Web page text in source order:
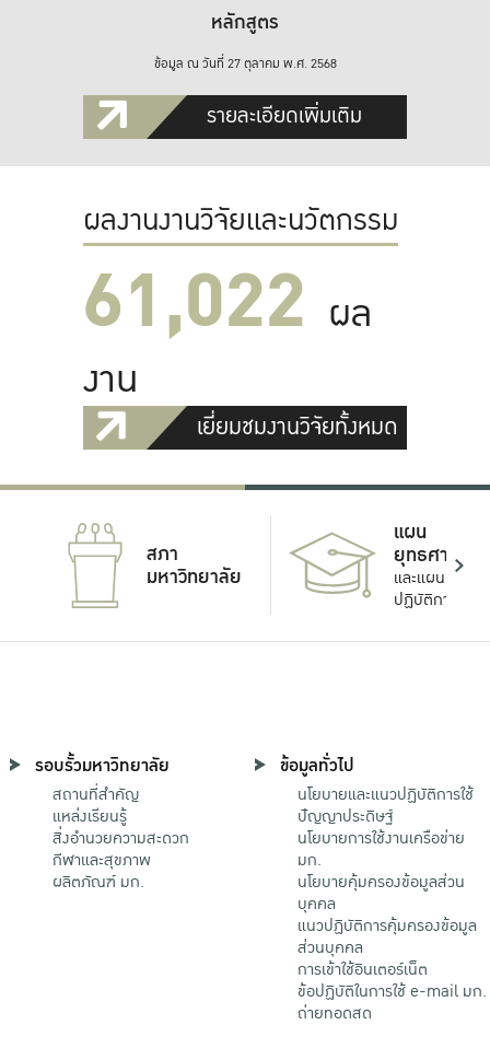
หลักสูตร
ข้อมูล ณ วันที่ 27 ตุลาคม พ.ศ. 2568
รายละเอียดเพิ่มเติม
ผลงานงานวิจัยและนวัตกรรม
61,022 ผล
งาน
เยี่ยมชมงานวิจัยทั้งหมด
สภา
มหาวิทยาลัย
แผน
ยุทธศาสตร์
และแผน
ปฏิบัติการ
รอบรั้วมหาวิทยาลัย
สถานที่สำคัญ
แหล่งเรียนรู้
สิ่งอำนวยความสะดวก
กีฬาและสุขภาพ
ผลิตภัณฑ์ มก.
ข้อมูลทั่วไป
นโยบายและแนวปฏิบัติการใช้
ปัญญาประดิษฐ์
นโยบายการใช้งานเครือข่าย
มก.
นโยบายคุ้มครองข้อมูลส่วน
บุคคล
แนวปฏิบัติการคุ้มครองข้อมูล
ส่วนบุคคล
การเข้าใช้อินเตอร์เน็ต
ข้อปฏิบัติในการใช้ e-mail มก.
ถ่ายทอดสด